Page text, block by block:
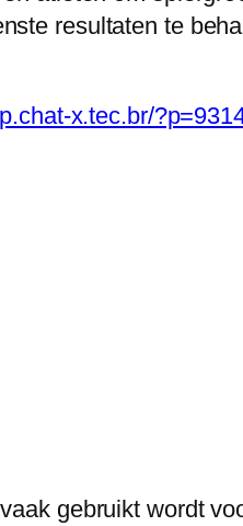
resultaten te
x.tec.br/
gebruikt wordt